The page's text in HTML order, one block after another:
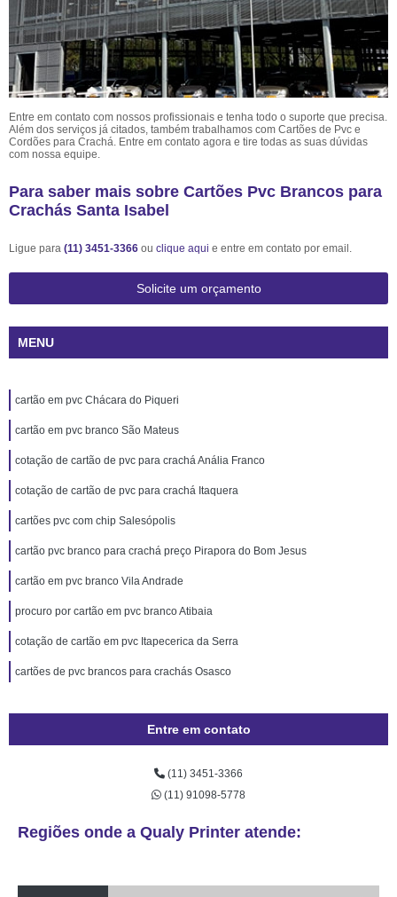
Entre em contato com nossos profissionais e tenha todo o suporte que precisa.
Além dos serviços já citados, também trabalhamos com Cartões de Pvc e
Cordões para Crachá. Entre em contato agora e tire todas as suas dúvidas
com nossa equipe.
Para saber mais sobre Cartões Pvc Brancos para
Crachás Santa Isabel
Ligue para (11) 3451-3366 ou clique aqui e entre em contato por email.
Solicite um orçamento
MENU
cartão em pvc Chácara do Piqueri
cartão em pvc branco São Mateus
cotação de cartão de pvc para crachá Anália Franco
cotação de cartão de pvc para crachá Itaquera
cartões pvc com chip Salesópolis
cartão pvc branco para crachá preço Pirapora do Bom Jesus
cartão em pvc branco Vila Andrade
procuro por cartão em pvc branco Atibaia
cotação de cartão em pvc Itapecerica da Serra
cartões de pvc brancos para crachás Osasco
Entre em contato
(11) 3451-3366
(11) 91098-5778
Regiões onde a Qualy Printer atende: